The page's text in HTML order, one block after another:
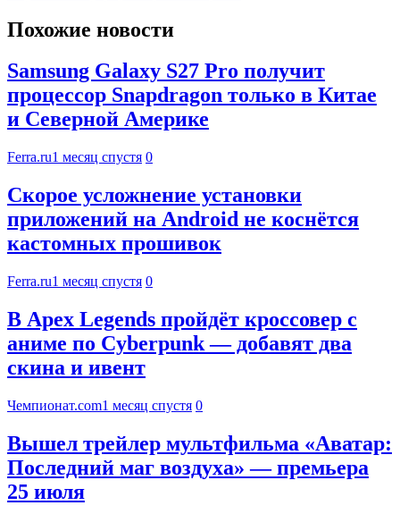
Похожие новости
Samsung Galaxy S27 Pro получит
процессор Snapdragon только в Китае
и Северной Америке
Ferra.ru1 месяц спустя 0
Скорое усложнение установки
приложений на Android не коснётся
кастомных прошивок
Ferra.ru1 месяц спустя 0
В Apex Legends пройдёт кроссовер с
аниме по Cyberpunk — добавят два
скина и ивент
Чемпионат.com1 месяц спустя 0
Вышел трейлер мультфильма «Аватар:
Последний маг воздуха» — премьера
25 июля